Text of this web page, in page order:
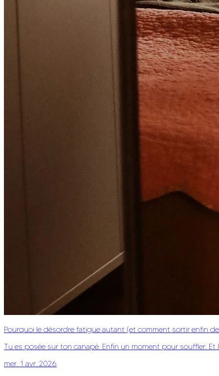
Pourquoi le désordre fatigue autant (et comment sortir enfin
Tu es posée sur ton canapé. Enfin un moment pour souffler.
mer. 1 avr. 2026